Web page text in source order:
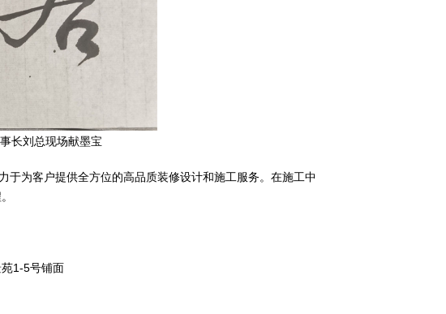
长刘总现场献墨宝
于为客户提供全方位的高品质装修设计和施工服务。在施工中
1-5号铺面